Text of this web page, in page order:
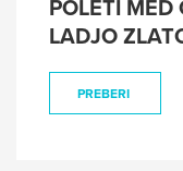
POLETI
LADJO
PREBERI